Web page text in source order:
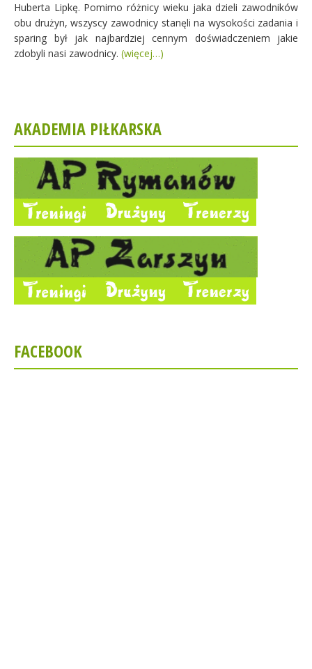
Huberta Lipkę. Pomimo różnicy wieku jaka dzieli zawodników
obu drużyn, wszyscy zawodnicy stanęli na wysokości zadania i
sparing był jak najbardziej cennym doświadczeniem jakie
zdobyli nasi zawodnicy. (więcej…)
AKADEMIA PIŁKARSKA
FACEBOOK